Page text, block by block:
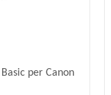
per Canon